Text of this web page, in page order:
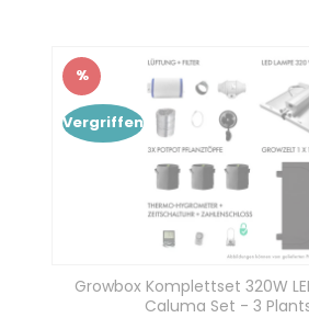
Rabatt
%
Vergriffen
Growbox Komplettset 320W
Caluma Set - 3